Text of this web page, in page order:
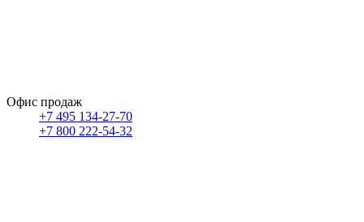
Офис продаж
+7 495 134-27-70
+7 800 222-54-32